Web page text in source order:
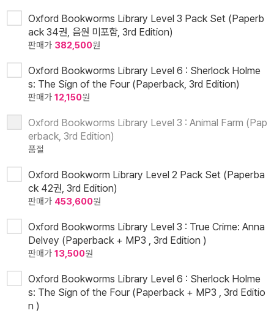
Oxford Bookworms Library Level 3 Pack Set (Paperb
ack 34권, 음원 미포함, 3rd Edition)
판매가 382,500원
Oxford Bookworms Library Level 6 : Sherlock Holme
s: The Sign of the Four (Paperback, 3rd Edition)
판매가 12,150원
Oxford Bookworms Library Level 3 : Animal Farm (Pap
erback, 3rd Edition)
품절
Oxford Bookworm Library Level 2 Pack Set (Paperba
ck 42권, 3rd Edition)
판매가 453,600원
Oxford Bookworms Library Level 3 : True Crime: Anna
Delvey (Paperback + MP3 , 3rd Edition )
판매가 13,500원
Oxford Bookworms Library Level 6 : Sherlock Holme
s: The Sign of the Four (Paperback + MP3 , 3rd Editio
n )